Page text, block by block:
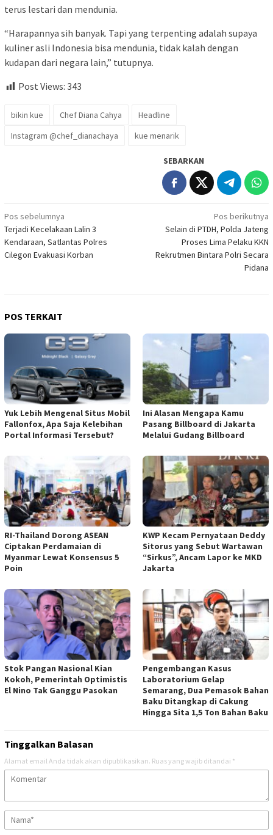
terus lestari dan mendunia.
“Harapannya sih banyak. Tapi yang terpenting adalah supaya
kuliner asli Indonesia bisa mendunia, tidak kalah dengan
kudapan dari negara lain,” tutupnya.
Post Views: 343
bikin kue Chef Diana Cahya
Headline
Instagram @chef_dianachaya
kue menarik
SEBARKAN
Navigasi
pos
Pos sebelumnya
Terjadi Kecelakaan Lalin 3
Kendaraan, Satlantas Polres
Cilegon Evakuasi Korban
Pos berikutnya
Selain di PTDH, Polda Jateng
Proses Lima Pelaku KKN
Rekrutmen Bintara Polri Secara
Pidana
POS TERKAIT
Yuk Lebih Mengenal Situs Mobil
Fallonfox, Apa Saja Kelebihan
Portal Informasi Tersebut?
Ini Alasan Mengapa Kamu
Pasang Billboard di Jakarta
Melalui Gudang Billboard
RI-Thailand Dorong ASEAN
Ciptakan Perdamaian di
Myanmar Lewat Konsensus 5
Poin
KWP Kecam Pernyataan Deddy
Sitorus yang Sebut Wartawan
“Sirkus”, Ancam Lapor ke MKD
Jakarta
Stok Pangan Nasional Kian
Kokoh, Pemerintah Optimistis
El Nino Tak Ganggu Pasokan
Pengembangan Kasus
Laboratorium Gelap
Semarang, Dua Pemasok Bahan
Baku Ditangkap di Cakung
Hingga Sita 1,5 Ton Bahan Baku
Tinggalkan Balasan
Alamat email Anda tidak akan dipublikasikan. Ruas yang wajib ditandai *